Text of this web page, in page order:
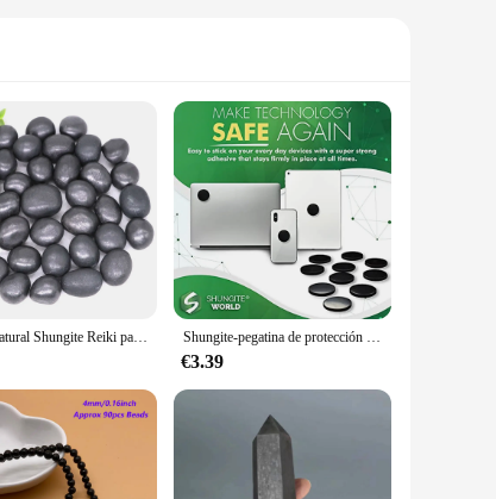
Piedra Natural Shungite Reiki para acuario, minerales de cuarzo a granel, limpiador de agua, piedras preciosas, decoración del hogar, espécimen de pecera Shungite-pegatina de protección EMF para teléfono móvil, pegatinas Anti EMR para teléfono y ordenador, punto redondo EMP 5G, bloqueador de piedra
€3.39